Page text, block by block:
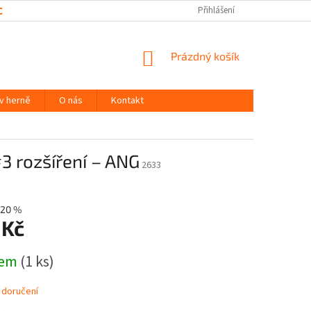
OSOBNÍCH ÚDAJŮ Přihlášení
NÁKUPNÍ
Prázdný košík
herně O nás
Kontakt
rozšíření – ANG 2633
%
(1 ks)